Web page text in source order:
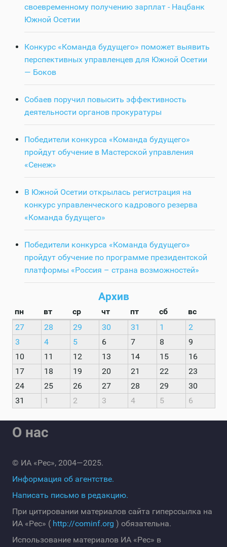
своевременному получению зарплат - Нацбанк
Южной Осетии
Конкурс «Команда будущего» поможет выявить
перспективных управленцев для Южной Осетии
— Боков
Собаев поручил повысить эффективность
деятельности органов прокуратуры
Победители конкурса «Команда будущего»
пройдут обучение в Мастерской управления
«Сенеж»
В Южной Осетии открылась регистрация на
конкурс управленческого кадрового резерва
«Команда будущего»
Победители конкурса «Команда будущего»
пройдут обучение по программе президентской
платформы «Россия – страна возможностей»
Архив
пн вт ср чт пт сб
вс
27
28 29 30 31 1
2
3
4 5 6 7 8
9
10
11 12 13 14 15
16
17
18 19 20 21 22
23
24
25 26 27 28 29
30
31
1 2 3 4 5 6
О нас
© ИА «Рес», 2004—2025.
Информация об агентстве.
Написать письмо в редакцию.
При цитировании материалов сайта гиперссылка на
ИА «Рес» ( http://cominf.org ) обязательна.
Использование материалов ИА «Рес» в